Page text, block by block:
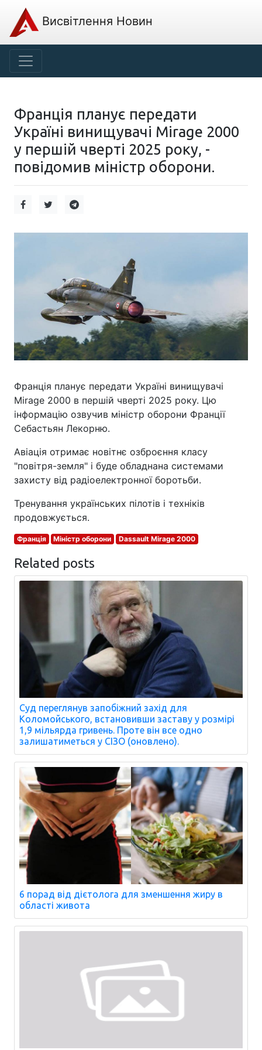
Висвітлення Новин
Франція планує передати
Україні винищувачі Mirage 2000
у першій чверті 2025 року, -
повідомив міністр оборони.
Франція планує передати Україні винищувачі
Mirage 2000 в першій чверті 2025 року. Цю
інформацію озвучив міністр оборони Франції
Себастьян Лекорню.
Авіація отримає новітнє озброєння класу
"повітря-земля" і буде обладнана системами
захисту від радіоелектронної боротьби.
Тренування українських пілотів і техніків
продовжується.
Франція Міністр оборони Dassault Mirage 2000
Related posts
Суд переглянув запобіжний захід для
Коломойського, встановивши заставу у розмірі
1,9 мільярда гривень. Проте він все одно
залишатиметься у СІЗО (оновлено).
6 порад від дієтолога для зменшення жиру в
області живота